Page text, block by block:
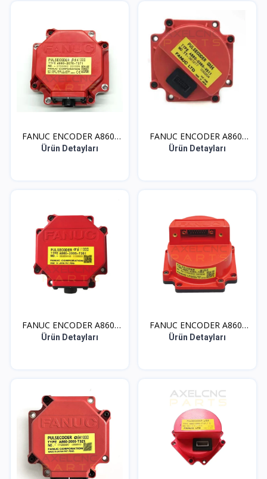
FANUC ENCODER A860-
207...
Ürün Detayları
FANUC ENCODER A860-
036...
Ürün Detayları
FANUC ENCODER A860-
200...
Ürün Detayları
FANUC ENCODER A860-
036...
Ürün Detayları